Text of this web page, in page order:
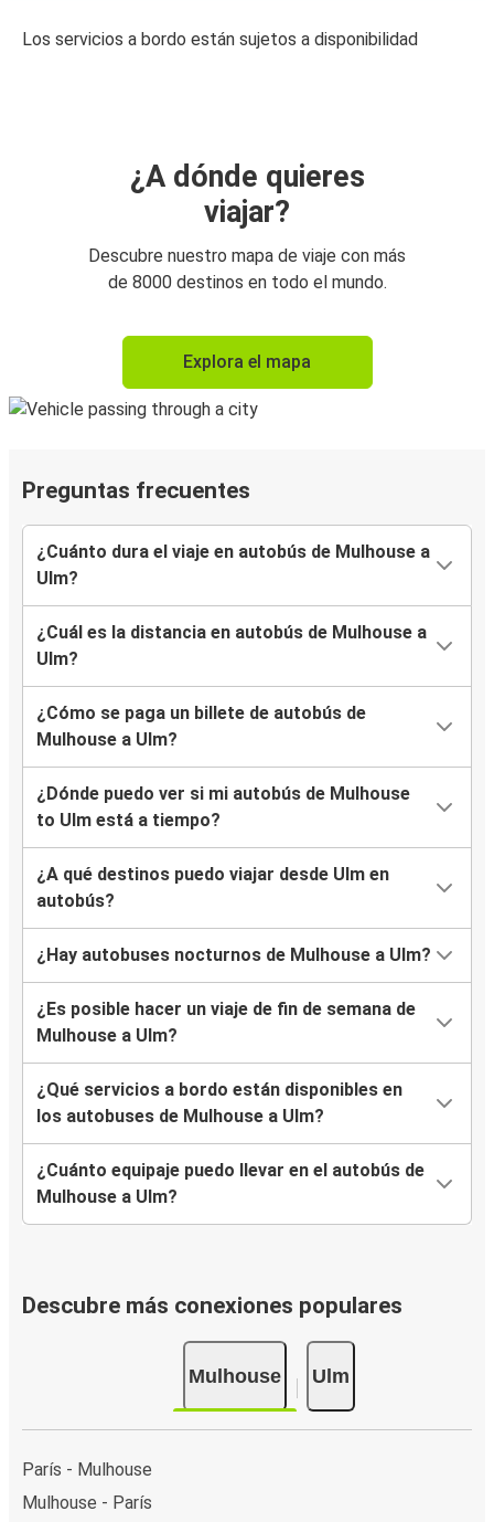
Los servicios a bordo están sujetos a disponibilidad
¿A dónde quieres
viajar?
Descubre nuestro mapa de viaje con más
de 8000 destinos en todo el mundo.
Explora el mapa
Preguntas frecuentes
¿Cuánto dura el viaje en autobús de Mulhouse a
Ulm?
¿Cuál es la distancia en autobús de Mulhouse a
Ulm?
¿Cómo se paga un billete de autobús de
Mulhouse a Ulm?
¿Dónde puedo ver si mi autobús de Mulhouse
to Ulm está a tiempo?
¿A qué destinos puedo viajar desde Ulm en
autobús?
¿Hay autobuses nocturnos de Mulhouse a Ulm?
¿Es posible hacer un viaje de fin de semana de
Mulhouse a Ulm?
¿Qué servicios a bordo están disponibles en
los autobuses de Mulhouse a Ulm?
¿Cuánto equipaje puedo llevar en el autobús de
Mulhouse a Ulm?
Descubre más conexiones populares
Mulhouse Ulm
París - Mulhouse
Mulhouse - París